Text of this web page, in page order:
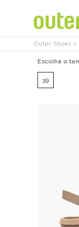
Outer Shoes
Tamanhos
39